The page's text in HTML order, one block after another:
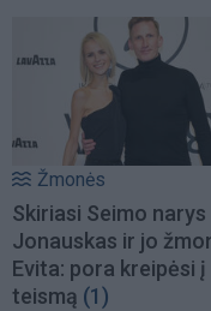
Žmonės
Skiriasi Seimo narys
Jonauskas ir jo
Evita: pora kreipėsi į
teismą (1)